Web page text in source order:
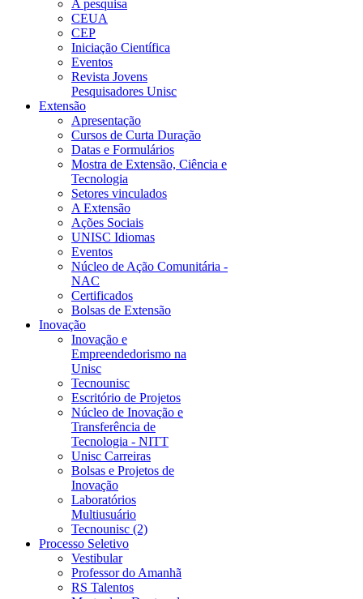
A pesquisa
CEUA
CEP
Iniciação Científica
Eventos
Revista Jovens
Pesquisadores Unisc
Extensão
Apresentação
Cursos de Curta Duração
Datas e Formulários
Mostra de Extensão, Ciência e
Tecnologia
Setores vinculados
A Extensão
Ações Sociais
UNISC Idiomas
Eventos
Núcleo de Ação Comunitária -
NAC
Certificados
Bolsas de Extensão
Inovação
Inovação e
Empreendedorismo na
Unisc
Tecnounisc
Escritório de Projetos
Núcleo de Inovação e
Transferência de
Tecnologia - NITT
Unisc Carreiras
Bolsas e Projetos de
Inovação
Laboratórios
Multiusuário
Tecnounisc (2)
Processo Seletivo
Vestibular
Professor do Amanhã
RS Talentos